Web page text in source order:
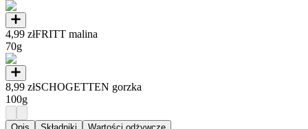
4,99 złFRITT malina
70g
8,99 złSCHOGETTEN gorzka
100g